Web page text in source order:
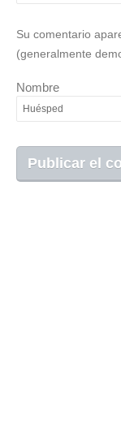
Su comentario
(generalmente
Nombre